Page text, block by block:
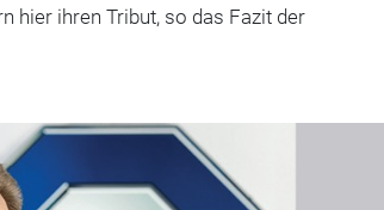
hier ihren Tribut, so das Fazit der